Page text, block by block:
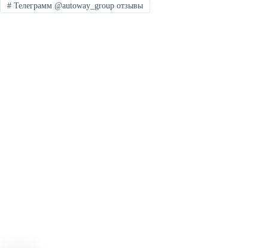
#Телеграмм @autoway_group отзывы